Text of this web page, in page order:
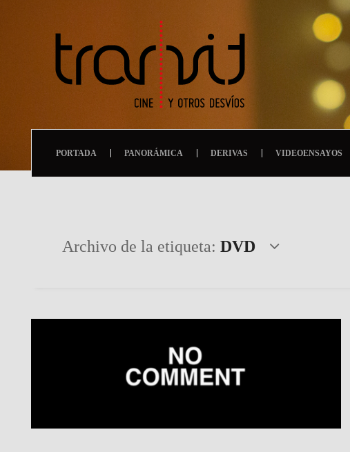
PORTADA PANORÁMICA DERIVAS VIDEOENSAYOS
Archivo de la etiqueta: DVD